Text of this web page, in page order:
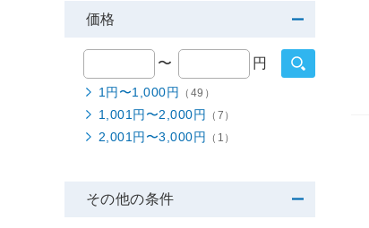
価格
〜 円
1円〜1,000円 （49）
1,001円〜2,000円 （7）
2,001円〜3,000円 （1）
その他の条件